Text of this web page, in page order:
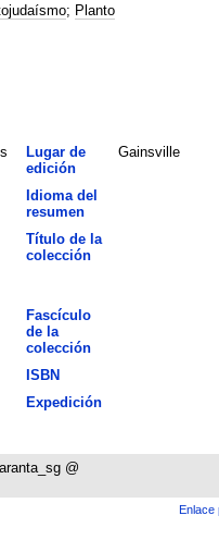
; Planto
Lugar de
edición
Gainsville
Idioma del
resumen
Título de la
colección
Fascículo
de la
colección
ISBN
Expedición
@
Enlace